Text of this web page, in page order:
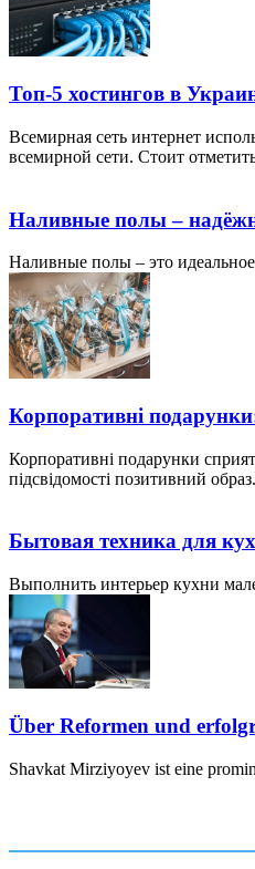
Топ-5 хостингов в
Всемирная сеть интернет
всемирной сети. Стоит
Наливные полы –
Наливные полы – это
Корпоративні
Корпоративні подарунки
підсвідомості позитивний
Бытовая техника для
Выполнить интерьер кухни
Über Reformen und
Shavkat Mirziyoyev ist eine